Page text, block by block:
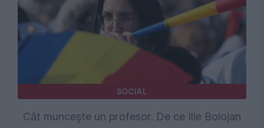
SOCIAL
Cât muncește un profesor. De ce Ilie Bolojan